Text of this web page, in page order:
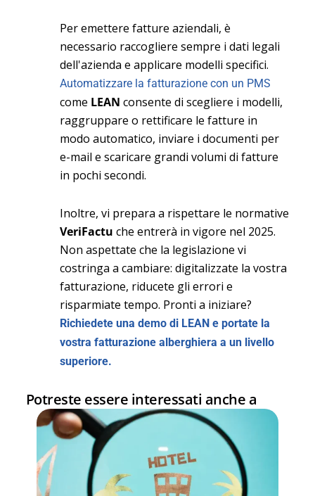
Per emettere fatture aziendali, è
necessario raccogliere sempre i dati legali
dell'azienda e applicare modelli specifici.
Automatizzare la fatturazione con un PMS
come LEAN consente di scegliere i modelli,
raggruppare o rettificare le fatture in
modo automatico, inviare i documenti per
e-mail e scaricare grandi volumi di fatture
in pochi secondi.
Inoltre, vi prepara a rispettare le normative
VeriFactu che entrerà in vigore nel 2025.
Non aspettate che la legislazione vi
costringa a cambiare: digitalizzate la vostra
fatturazione, riducete gli errori e
risparmiate tempo. Pronti a iniziare?
Richiedete una demo di LEAN e portate la
vostra fatturazione alberghiera a un livello
superiore.
Potreste essere interessati anche a